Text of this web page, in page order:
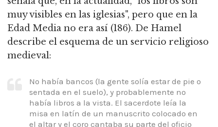
muy visibles en las iglesias", pero que en la
Edad Media no era así (186). De Hamel
describe el esquema de un servicio religioso
medieval:
No había bancos (la gente solía estar de pie o
sentada en el suelo), y probablemente no
había libros a la vista. El sacerdote leía la
misa en latín de un manuscrito colocado en
el altar y el coro cantaba su parte del oficio